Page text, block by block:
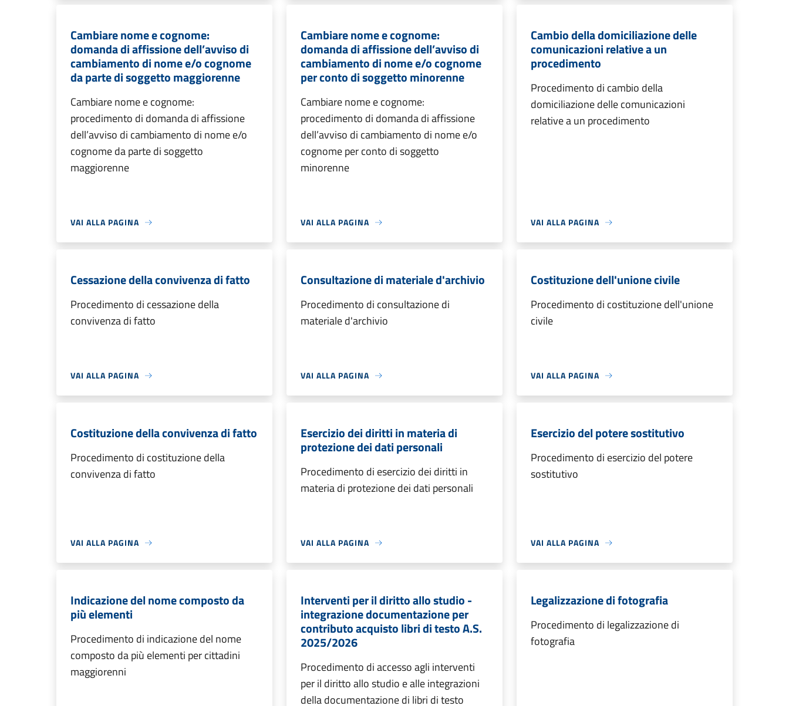
Cambiare nome e cognome:
domanda di affissione dell’avviso di
cambiamento di nome e/o cognome
da parte di soggetto maggiorenne
Cambiare nome e cognome:
procedimento di domanda di affissione
dell’avviso di cambiamento di nome e/o
cognome da parte di soggetto
maggiorenne
VAI ALLA PAGINA
Cambiare nome e cognome:
domanda di affissione dell’avviso di
cambiamento di nome e/o cognome
per conto di soggetto minorenne
Cambiare nome e cognome:
procedimento di domanda di affissione
dell’avviso di cambiamento di nome e/o
cognome per conto di soggetto
minorenne
VAI ALLA PAGINA
Cambio della domiciliazione delle
comunicazioni relative a un
procedimento
Procedimento di cambio della
domiciliazione delle comunicazioni
relative a un procedimento
VAI ALLA PAGINA
Cessazione della convivenza di fatto
Procedimento di cessazione della
convivenza di fatto
VAI ALLA PAGINA
Consultazione di materiale d'archivio
Procedimento di consultazione di
materiale d'archivio
VAI ALLA PAGINA
Costituzione dell'unione civile
Procedimento di costituzione dell'unione
civile
VAI ALLA PAGINA
Costituzione della convivenza di fatto
Procedimento di costituzione della
convivenza di fatto
VAI ALLA PAGINA
Esercizio dei diritti in materia di
protezione dei dati personali
Procedimento di esercizio dei diritti in
materia di protezione dei dati personali
VAI ALLA PAGINA
Esercizio del potere sostitutivo
Procedimento di esercizio del potere
sostitutivo
VAI ALLA PAGINA
Indicazione del nome composto da
più elementi
Procedimento di indicazione del nome
composto da più elementi per cittadini
maggiorenni
Interventi per il diritto allo studio -
integrazione documentazione per
contributo acquisto libri di testo A.S.
2025/2026
Procedimento di accesso agli interventi
per il diritto allo studio e alle integrazioni
della documentazione di libri di testo
Legalizzazione di fotografia
Procedimento di legalizzazione di
fotografia